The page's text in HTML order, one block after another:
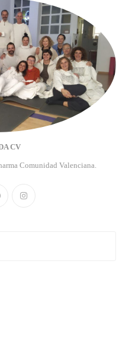
CV
Comunidad Valenciana.